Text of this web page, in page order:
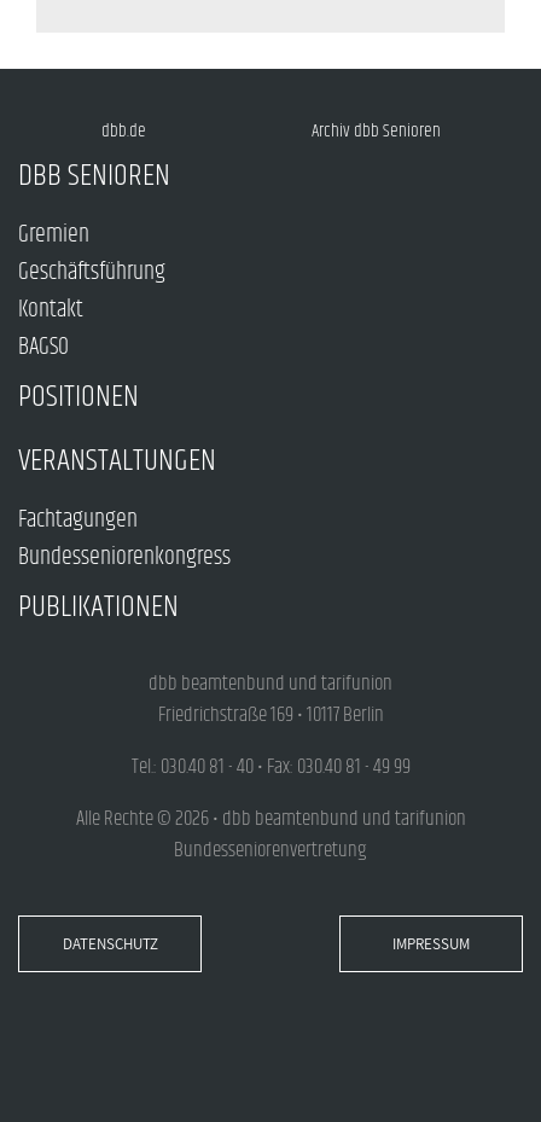
dbb.de Archiv dbb Senioren
DBB SENIOREN
Gremien
Geschäftsführung
Kontakt
BAGSO
POSITIONEN
VERANSTALTUNGEN
Fachtagungen
Bundesseniorenkongress
PUBLIKATIONEN
dbb beamtenbund und tarifunion
Friedrichstraße 169 • 10117 Berlin
Tel.: 030.40 81 - 40 • Fax: 030.40 81 - 49 99
Alle Rechte © 2026 • dbb beamtenbund und tarifunion
Bundesseniorenvertretung
DATENSCHUTZ IMPRESSUM